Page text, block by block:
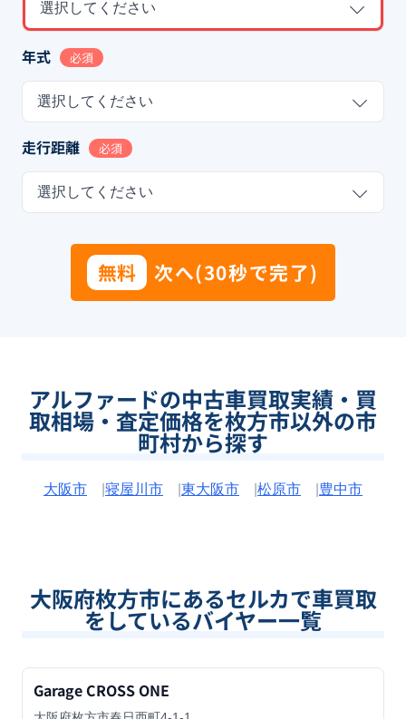
選択してください
年式 必須
選択してください
走行距離 必須
選択してください
無料 次へ(30秒で完了)
アルファードの中古車買取実績・買
取相場・査定価格を枚方市以外の市
町村から探す
大阪市 寝屋川市 東大阪市 松原市 豊中市
大阪府枚方市にあるセルカで車買取
をしているバイヤー一覧
Garage CROSS ONE